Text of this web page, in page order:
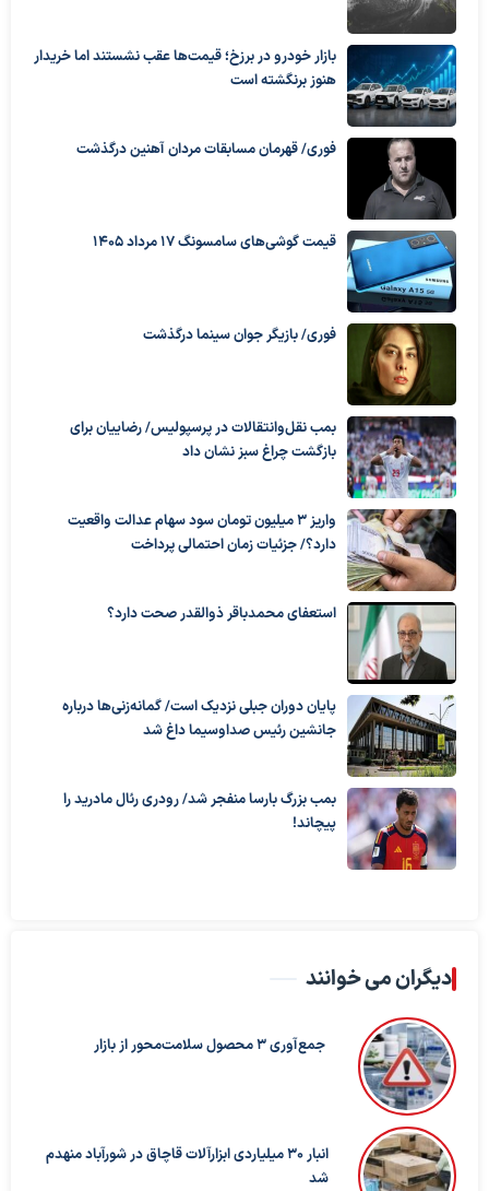
بازار خودرو در برزخ؛ قیمت‌ها عقب نشستند اما خریدار
هنوز برنگشته است
فوری/ قهرمان مسابقات مردان آهنین درگذشت
قیمت گوشی‌های سامسونگ 17 مرداد 1405
فوری/ بازیگر جوان سینما درگذشت
بمب نقل‌وانتقالات در پرسپولیس/ رضاییان برای
بازگشت چراغ سبز نشان داد
واریز ۳ میلیون تومان سود سهام عدالت واقعیت
دارد؟/ جزئیات زمان احتمالی پرداخت
استعفای محمدباقر ذوالقدر صحت دارد؟
پایان دوران جبلی نزدیک است/ گمانه‌زنی‌ها درباره
جانشین رئیس صداوسیما داغ شد
بمب بزرگ بارسا منفجر شد/ رودری رئال مادرید را
پیچاند!
دیگران می خوانند
جمع‌آوری ۳ محصول سلامت‌محور از بازار
انبار ۳۰ میلیاردی ابزارآلات قاچاق در شورآباد منهدم
شد